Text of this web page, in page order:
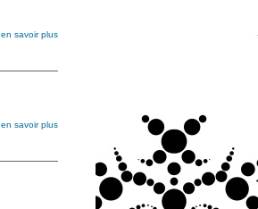
en savoir plus
en savoir plus